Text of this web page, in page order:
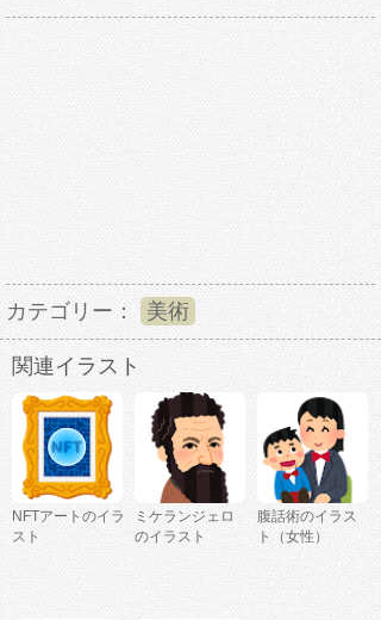
カテゴリー： 美術
関連イラスト
NFTアートのイラ
スト
ミケランジェロ
のイラスト
腹話術のイラス
ト（女性）